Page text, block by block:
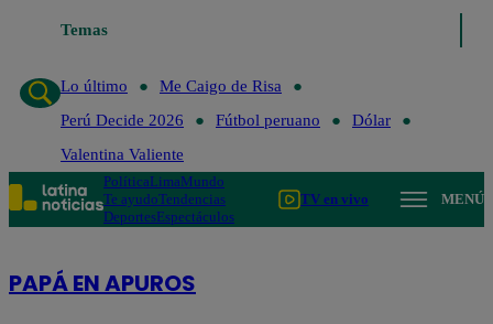
Temas
Lo último
Me Caigo de Risa
Perú Decide 2026
Fútbol peruano
Dólar
Valentina Valiente
PolíticaLimaMundo
Te ayudoTendencias
DeportesEspectáculos
TV en vivo MENÚ
PAPÁ EN APUROS